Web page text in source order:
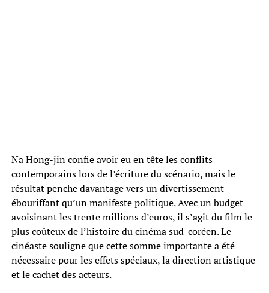
Na Hong-jin confie avoir eu en tête les conflits
contemporains lors de l’écriture du scénario, mais le
résultat penche davantage vers un divertissement
ébouriffant qu’un manifeste politique. Avec un budget
avoisinant les trente millions d’euros, il s’agit du film le
plus coûteux de l’histoire du cinéma sud-coréen. Le
cinéaste souligne que cette somme importante a été
nécessaire pour les effets spéciaux, la direction artistique
et le cachet des acteurs.